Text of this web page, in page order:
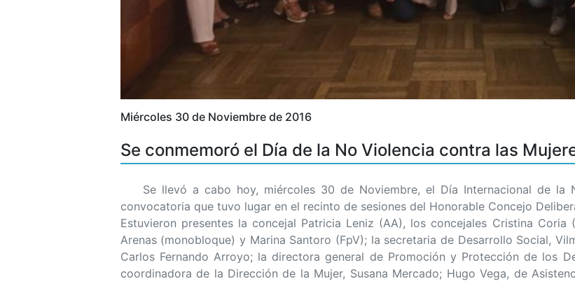
Miércoles 30 de Noviembre de 2016
Se conmemoró el Día de la No Violencia contra las
Se llevó a cabo hoy, miércoles 30 de Noviembre, el Día Internacional de la
convocatoria que tuvo lugar en el recinto de sesiones del Honorable Concejo
Estuvieron presentes la concejal Patricia Leniz (AA), los concejales Cristina Coria
Arenas (monobloque) y Marina Santoro (FpV); la secretaria de Desarrollo Social,
Carlos Fernando Arroyo; la directora general de Promoción y Protección de los
coordinadora de la Dirección de la Mujer, Susana Mercado; Hugo Vega, de